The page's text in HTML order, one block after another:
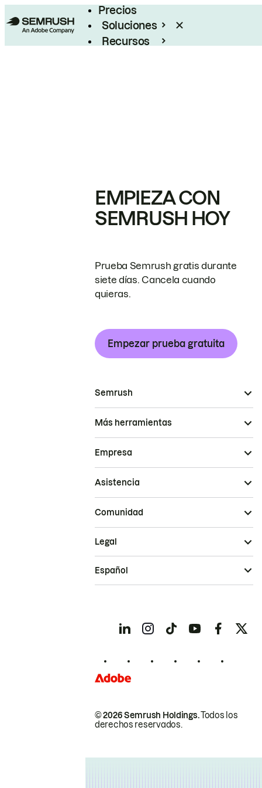
Precios
Soluciones
Recursos
EMPIEZA CON
SEMRUSH HOY
Prueba Semrush gratis durante
siete días. Cancela cuando
quieras.
Empezar prueba gratuita
Semrush
Más herramientas
Empresa
Asistencia
Comunidad
© 2026 Semrush Holdings.Todos los
derechos reservados.
Legal
Español